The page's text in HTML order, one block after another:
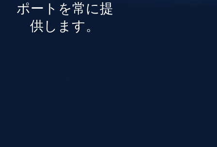
ポートを常に提
供します。